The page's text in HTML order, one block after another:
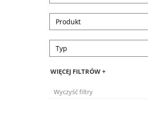
Produkt
Typ
WIĘCEJ FILTRÓW +
Wyczyść filtry